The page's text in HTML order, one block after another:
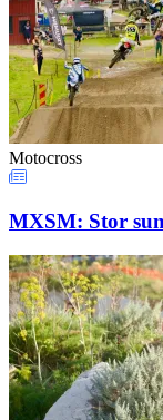
Motocross
MXSM: Stor